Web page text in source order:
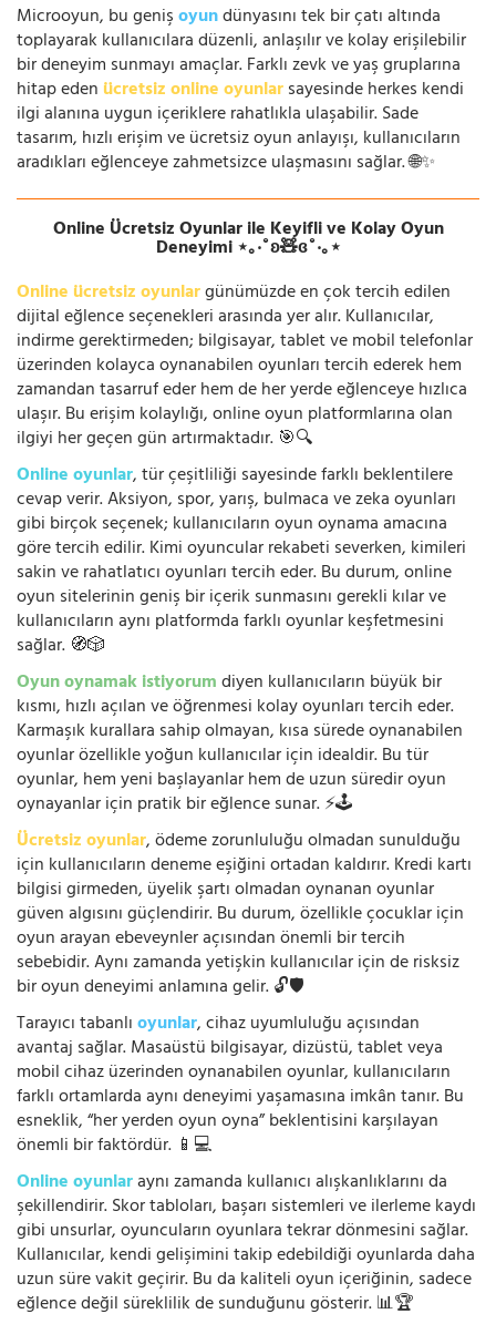
Microoyun, bu genişoyundünyasını tek bir çatı altında
toplayarak kullanıcılara düzenli, anlaşılır ve kolay erişilebilir
bir deneyim sunmayı amaçlar. Farklı zevk ve yaş gruplarına
hitap eden ücretsiz online oyunlarsayesinde herkes kendi
ilgi alanına uygun içeriklere rahatlıkla ulaşabilir. Sade
tasarım, hızlı erişim ve ücretsiz oyun anlayışı, kullanıcıların
aradıkları eğlenceye zahmetsizce ulaşmasını sağlar. 🌐✨
Online Ücretsiz Oyunlar ile Keyifli ve Kolay Oyun
Deneyimi ⋆｡‧˚ʚ🧸ɞ˚‧｡⋆
Online ücretsiz oyunlargünümüzde en çok tercih edilen
dijital eğlence seçenekleri arasında yer alır. Kullanıcılar,
indirme gerektirmeden; bilgisayar, tablet ve mobil telefonlar
üzerinden kolayca oynanabilen oyunları tercih ederek hem
zamandan tasarruf eder hem de her yerde eğlenceye hızlıca
ulaşır. Bu erişim kolaylığı, online oyun platformlarına olan
ilgiyi her geçen gün artırmaktadır. 🎯🔍
Online oyunlar, tür çeşitliliği sayesinde farklı beklentilere
cevap verir. Aksiyon, spor, yarış, bulmaca ve zeka oyunları
gibi birçok seçenek; kullanıcıların oyun oynama amacına
göre tercih edilir. Kimi oyuncular rekabeti severken, kimileri
sakin ve rahatlatıcı oyunları tercih eder. Bu durum, online
oyun sitelerinin geniş bir içerik sunmasını gerekli kılar ve
kullanıcıların aynı platformda farklı oyunlar keşfetmesini
sağlar. 🧭🎲
Oyun oynamak istiyorumdiyen kullanıcıların büyük bir
kısmı, hızlı açılan ve öğrenmesi kolay oyunları tercih eder.
Karmaşık kurallara sahip olmayan, kısa sürede oynanabilen
oyunlar özellikle yoğun kullanıcılar için idealdir. Bu tür
oyunlar, hem yeni başlayanlar hem de uzun süredir oyun
oynayanlar için pratik bir eğlence sunar. ⚡🕹️
Ücretsiz oyunlar, ödeme zorunluluğu olmadan sunulduğu
için kullanıcıların deneme eşiğini ortadan kaldırır. Kredi kartı
bilgisi girmeden, üyelik şartı olmadan oynanan oyunlar
güven algısını güçlendirir. Bu durum, özellikle çocuklar için
oyun arayan ebeveynler açısından önemli bir tercih
sebebidir. Aynı zamanda yetişkin kullanıcılar için de risksiz
bir oyun deneyimi anlamına gelir. 🔓🛡️
Tarayıcı tabanlıoyunlar, cihaz uyumluluğu açısından
avantaj sağlar. Masaüstü bilgisayar, dizüstü, tablet veya
mobil cihaz üzerinden oynanabilen oyunlar, kullanıcıların
farklı ortamlarda aynı deneyimi yaşamasına imkân tanır. Bu
esneklik, “her yerden oyun oyna” beklentisini karşılayan
önemli bir faktördür. 📱💻
Online oyunlaraynı zamanda kullanıcı alışkanlıklarını da
şekillendirir. Skor tabloları, başarı sistemleri ve ilerleme kaydı
gibi unsurlar, oyuncuların oyunlara tekrar dönmesini sağlar.
Kullanıcılar, kendi gelişimini takip edebildiği oyunlarda daha
uzun süre vakit geçirir. Bu da kaliteli oyun içeriğinin, sadece
eğlence değil süreklilik de sunduğunu gösterir. 📊🏆